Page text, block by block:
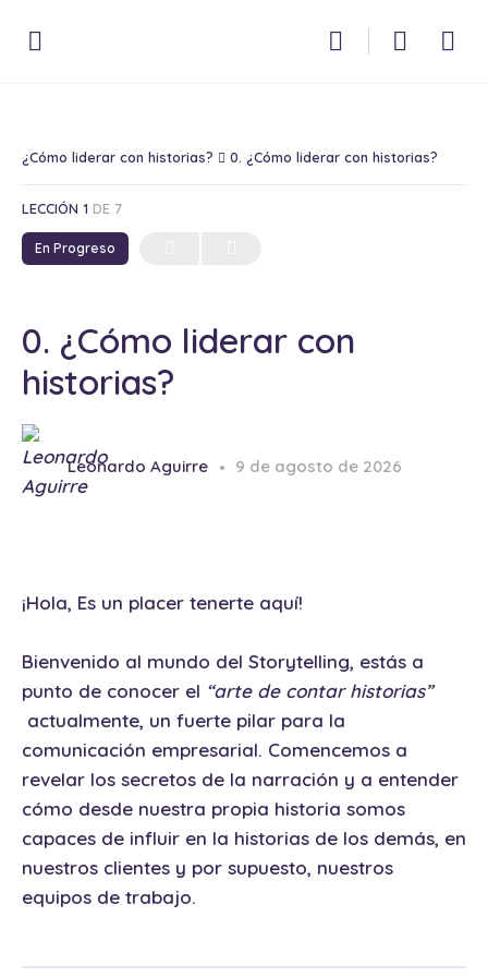
¿Cómo liderar con historias? 0. ¿Cómo liderar con historias?
LECCIÓN 1 DE 7
En Progreso
0. ¿Cómo liderar con
historias?
Leonardo Aguirre 9 de agosto de 2026
¡Hola, Es un placer tenerte aquí!
Bienvenido al mundo del Storytelling, estás a
punto de conocer el “arte de contar historias”
actualmente, un fuerte pilar para la
comunicación empresarial. Comencemos a
revelar los secretos de la narración y a entender
cómo desde nuestra propia historia somos
capaces de influir en la historias de los demás, en
nuestros clientes y por supuesto, nuestros
equipos de trabajo.